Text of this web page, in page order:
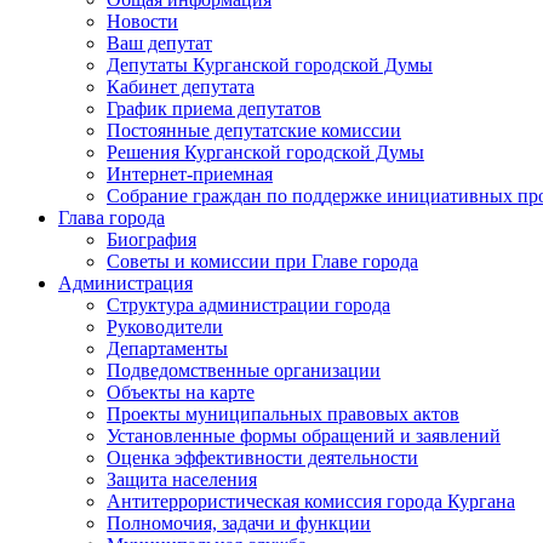
Новости
Ваш депутат
Депутаты Курганской городской Думы
Кабинет депутата
График приема депутатов
Постоянные депутатские комиссии
Решения Курганской городской Думы
Интернет-приемная
Собрание граждан по поддержке инициативных
Глава города
Биография
Советы и комиссии при Главе города
Администрация
Структура администрации города
Руководители
Департаменты
Подведомственные организации
Объекты на карте
Проекты муниципальных правовых актов
Установленные формы обращений и заявлений
Оценка эффективности деятельности
Защита населения
Антитеррористическая комиссия города Кургана
Полномочия, задачи и функции